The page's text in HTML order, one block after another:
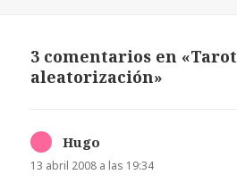
3 comentarios en
aleatorización»
Hugo
13 abril 2008 a las 19:34